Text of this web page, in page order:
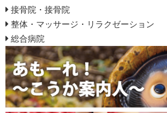
接骨院・接骨院
整体・マッサージ・リラクゼーション
総合病院